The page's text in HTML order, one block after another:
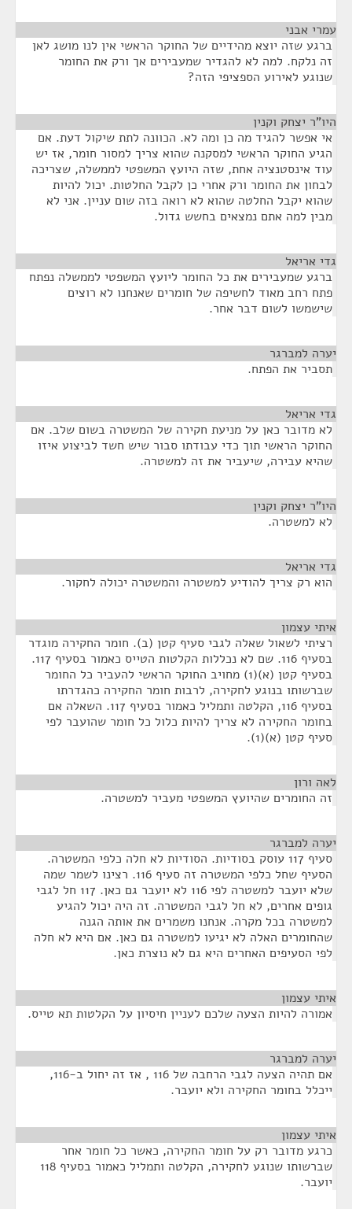
עמרי אבני
ברגע שזה יוצא מהידיים של החוקר הראשי אין לנו מושג לאן
זה נלקח. למה לא להגדיר שמעבירים אך ורק את החומר
שנוגע לאירוע הספציפי הזה?
היו"ר יצחק וקנין
אי אפשר להגיד מה כן ומה לא. הכוונה לתת שיקול דעת. אם
הגיע החוקר הראשי למסקנה שהוא צריך למסור חומר, אז יש
עוד אינסטנציה אחת, שזה היועץ המשפטי לממשלה, שצריכה
לבחון את החומר ורק אחרי כן לקבל החלטות. יכול להיות
שהוא יקבל החלטה שהוא לא רואה בזה שום עניין. אני לא
מבין למה אתם נמצאים בחשש גדול.
גדי אריאל
ברגע שמעבירים את כל החומר ליועץ המשפטי לממשלה נפתח
פתח רחב מאוד לחשיפה של חומרים שאנחנו לא רוצים
שישמשו לשום דבר אחר.
יערה למברגר
תסביר את הפתח.
גדי אריאל
לא מדובר כאן על מניעת חקירה של המשטרה בשום שלב. אם
החוקר הראשי תוך כדי עבודתו סבור שיש חשד לביצוע איזו
שהיא עבירה, שיעביר את זה למשטרה.
היו"ר יצחק וקנין
לא למשטרה.
גדי אריאל
הוא רק צריך להודיע למשטרה והמשטרה יכולה לחקור.
איתי עצמון
רציתי לשאול שאלה לגבי סעיף קטן (ב). חומר החקירה מוגדר
בסעיף 116. שם לא נכללות הקלטות הטייס כאמור בסעיף 117.
בסעיף קטן (א)(1) מחויב החוקר הראשי להעביר כל החומר
שברשותו בנוגע לחקירה, לרבות חומר החקירה כהגדרתו
בסעיף 116, הקלטה ותמליל כאמור בסעיף 117. השאלה אם
בחומר החקירה לא צריך להיות כלול כל חומר שהועבר לפי
סעיף קטן (א)(1).
לאה ורון
זה החומרים שהיועץ המשפטי מעביר למשטרה.
יערה למברגר
סעיף 117 עוסק בסודיות. הסודיות לא חלה כלפי המשטרה.
הסעיף שחל כלפי המשטרה זה סעיף 116. רצינו לשמר שמה
שלא יועבר למשטרה לפי 116 לא יועבר גם כאן. 117 חל לגבי
גופים אחרים, לא חל לגבי המשטרה. זה היה יכול להגיע
למשטרה בכל מקרה. אנחנו משמרים את אותה הגנה
שהחומרים האלה לא יגיעו למשטרה גם כאן. אם היא לא חלה
לפי הסעיפים האחרים היא גם לא נוצרת כאן.
איתי עצמון
אמורה להיות הצעה שלכם לעניין חיסיון על הקלטות תא טייס.
יערה למברגר
אם תהיה הצעה לגבי הרחבה של 116 , אז זה יחול ב-116,
ייכלל בחומר החקירה ולא יועבר.
איתי עצמון
כרגע מדובר רק על חומר החקירה, כאשר כל חומר אחר
שברשותו שנוגע לחקירה, הקלטה ותמליל כאמור בסעיף 118
יועבר.